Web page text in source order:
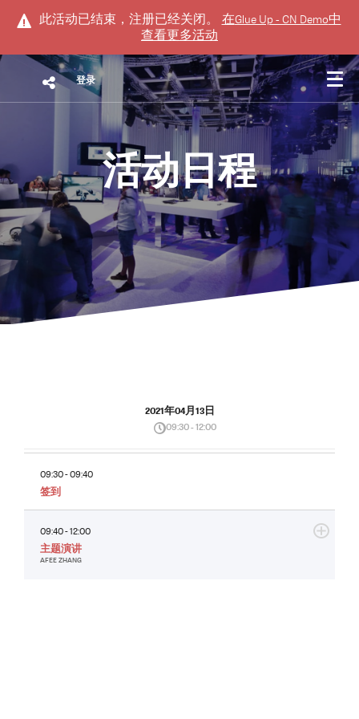
此活动已结束，注册已经关闭。 在Glue Up - CN Demo中
查看更多活动
登录
活动日程
2021年04月13日
09:30 - 12:00
09:30 - 09:40
签到
09:40 - 12:00
主题演讲
AFEE ZHANG